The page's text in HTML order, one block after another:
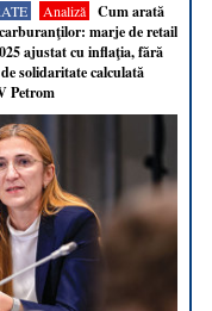
Analiză
Cum arată
marje de retail
ajustat cu inflaţia, fără
solidaritate calculată
Petrom